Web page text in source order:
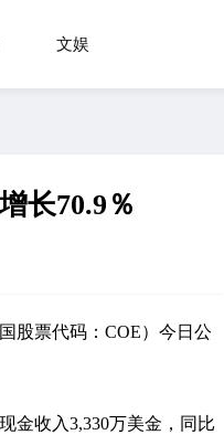
文娱
长70.9％
股票代码：COE）今日公
金收入3,330万美金，同比